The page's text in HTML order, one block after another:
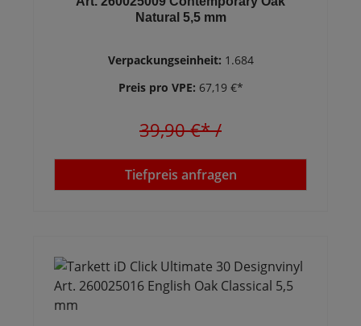
Natural 5,5 mm
Verpackungseinheit: 1.684
Preis pro VPE: 67,19 €*
39,90 €*/
Tiefpreis anfragen